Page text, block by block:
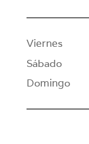
Viernes
Sábado
Domingo